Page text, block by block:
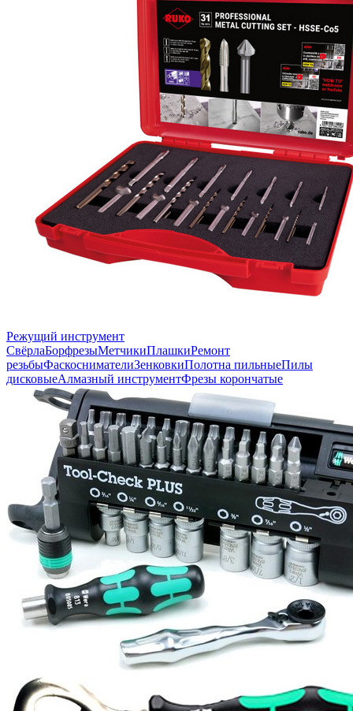
Режущий инструмент
СвёрлаБорфрезыМетчикиПлашкиРемонт
резьбыФаскоснимателиЗенковкиПолотна пильныеПилы
дисковыеАлмазный инструментФрезы корончатые